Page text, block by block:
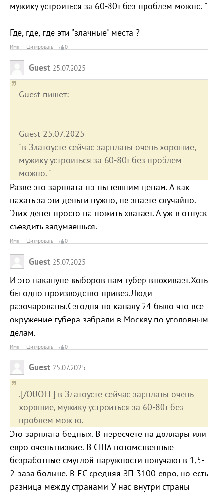
мужику устроиться за 60-80т без проблем можно. "
Где, где, где эти "злачные" места ?
Имя Цитировать 0
Guest 25.07.2025
Guest пишет:
Guest 25.07.2025
"в Златоусте сейчас зарплаты очень хорошие,
мужику устроиться за 60-80т без проблем
можно. "
Разве это зарплата по нынешним ценам. А как
пахать за эти деньги нужно, не знаете случайно.
Этих денег просто на пожить хватает. А уж в отпуск
съездить задумаешься.
Имя Цитировать 0
Guest 25.07.2025
И это накануне выборов нам губер втюхивает.Хоть
бы одно производство привез.Люди
разочарованы.Сегодня по каналу 24 было что все
окружение губера забрали в Москву по уголовным
делам.
Имя Цитировать 0
Guest 25.07.2025
.[/QUOTE] в Златоусте сейчас зарплаты очень
хорошие, мужику устроиться за 60-80т без
проблем можно.
Это зарплата бедных. В пересчете на доллары или
евро очень низкие. В США потомственные
безработные смуглой наружности получают в 1,5-
2 раза больше. В ЕС средняя ЗП 3100 евро, но есть
разница между странами. У нас внутри страны